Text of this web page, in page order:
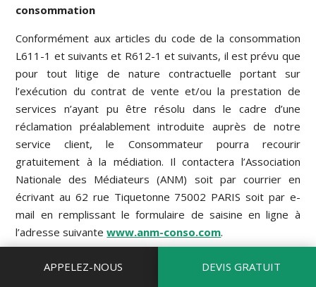
consommation
Conformément aux articles du code de la consommation
L611-1 et suivants et R612-1 et suivants, il est prévu que
pour tout litige de nature contractuelle portant sur
l’exécution du contrat de vente et/ou la prestation de
services n’ayant pu être résolu dans le cadre d’une
réclamation préalablement introduite auprès de notre
service client, le Consommateur pourra recourir
gratuitement à la médiation. Il contactera l’Association
Nationale des Médiateurs (ANM) soit par courrier en
écrivant au 62 rue Tiquetonne 75002 PARIS soit par e-
mail en remplissant le formulaire de saisine en ligne à
l’adresse suivantewww.anm-conso.com.
APPELEZ-NOUS DEVIS GRATUIT